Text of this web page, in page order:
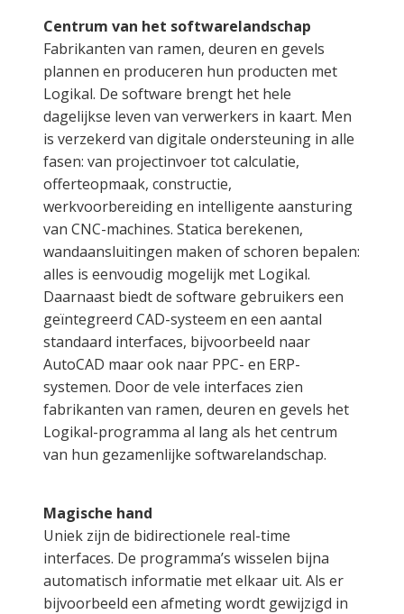
Centrum van het softwarelandschap
Fabrikanten van ramen, deuren en gevels
plannen en produceren hun producten met
Logikal. De software brengt het hele
dagelijkse leven van verwerkers in kaart. Men
is verzekerd van digitale ondersteuning in alle
fasen: van projectinvoer tot calculatie,
offerteopmaak, constructie,
werkvoorbereiding en intelligente aansturing
van CNC-machines. Statica berekenen,
wandaansluitingen maken of schoren bepalen:
alles is eenvoudig mogelijk met Logikal.
Daarnaast biedt de software gebruikers een
geïntegreerd CAD-systeem en een aantal
standaard interfaces, bijvoorbeeld naar
AutoCAD maar ook naar PPC- en ERP-
systemen. Door de vele interfaces zien
fabrikanten van ramen, deuren en gevels het
Logikal-programma al lang als het centrum
van hun gezamenlijke softwarelandschap.
Magische hand
Uniek zijn de bidirectionele real-time
interfaces. De programma’s wisselen bijna
automatisch informatie met elkaar uit. Als er
bijvoorbeeld een afmeting wordt gewijzigd in